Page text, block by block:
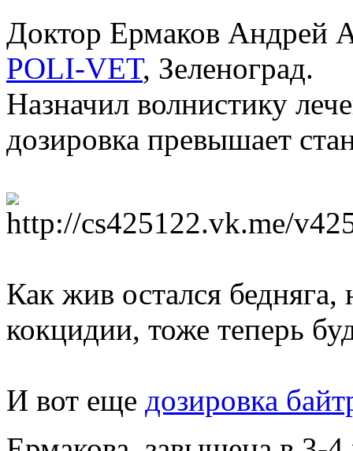
Доктор Ермаков Андрей
POLI-VET, Зеленоград.
Назначил волнистику
дозировка превышает
Как жив остался
кокцидии, тоже теперь
И вот еще дозировка